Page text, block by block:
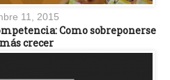
11, 2015
Como sobreponerse
crecer